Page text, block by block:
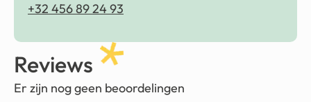
+32 456 89 24 93
Reviews
Er zijn nog geen beoordelingen